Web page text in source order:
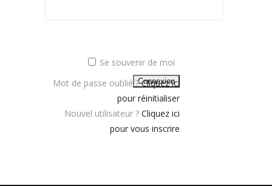
Se souvenir de moi
Mot de passe oublié ?Cliquez ici
pour réinitialiser
Nouvel utilisateur ? Cliquez ici
pour vous inscrire